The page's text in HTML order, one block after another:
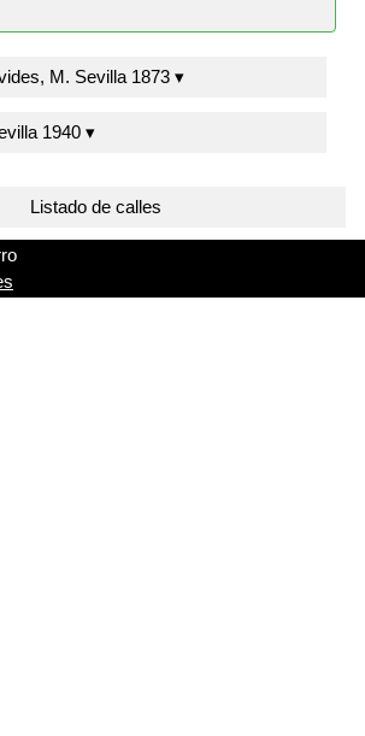
Álvarez-Benavides, M. Sevilla 1873 ▾
Montoto, S. Sevilla 1940 ▾
Listado de calles